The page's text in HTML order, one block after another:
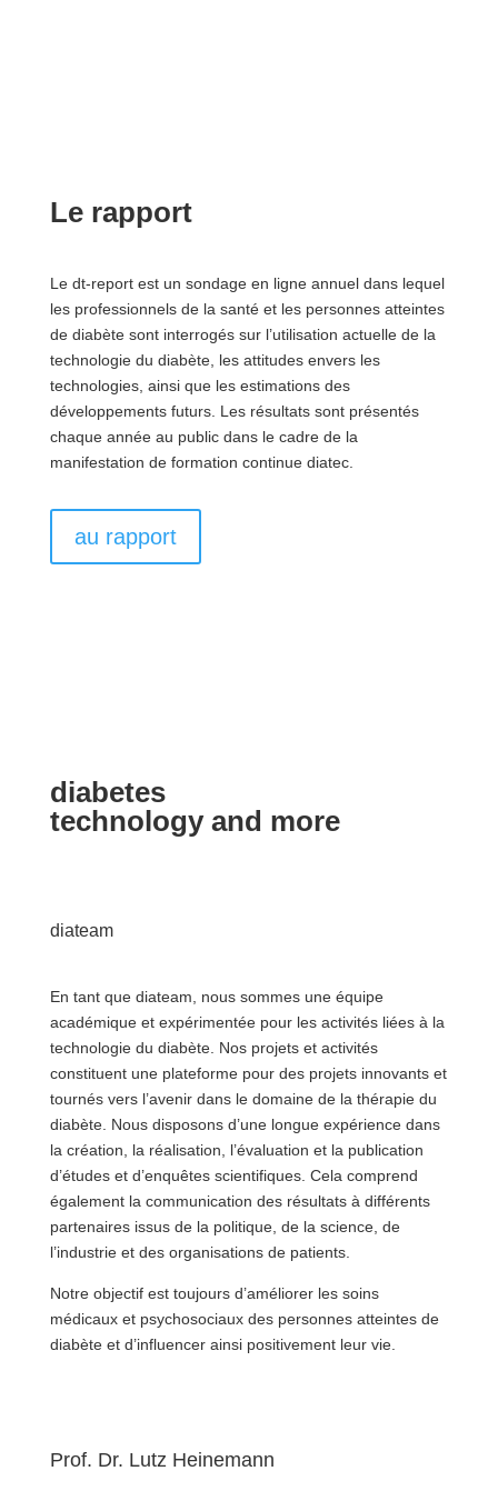
Le rapport
Le dt-report est un sondage en ligne annuel dans lequel
les professionnels de la santé et les personnes atteintes
de diabète sont interrogés sur l’utilisation actuelle de la
technologie du diabète, les attitudes envers les
technologies, ainsi que les estimations des
développements futurs. Les résultats sont présentés
chaque année au public dans le cadre de la
manifestation de formation continue diatec.
au rapport
diabetes
technology and more
diateam
En tant que diateam, nous sommes une équipe
académique et expérimentée pour les activités liées à la
technologie du diabète. Nos projets et activités
constituent une plateforme pour des projets innovants et
tournés vers l’avenir dans le domaine de la thérapie du
diabète. Nous disposons d’une longue expérience dans
la création, la réalisation, l’évaluation et la publication
d’études et d’enquêtes scientifiques. Cela comprend
également la communication des résultats à différents
partenaires issus de la politique, de la science, de
l’industrie et des organisations de patients.
Notre objectif est toujours d’améliorer les soins
médicaux et psychosociaux des personnes atteintes de
diabète et d’influencer ainsi positivement leur vie.
Prof. Dr. Lutz Heinemann